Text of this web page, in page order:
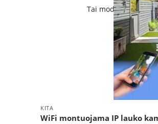
Tai modernus
KITA
WiFi montuojama IP lauko